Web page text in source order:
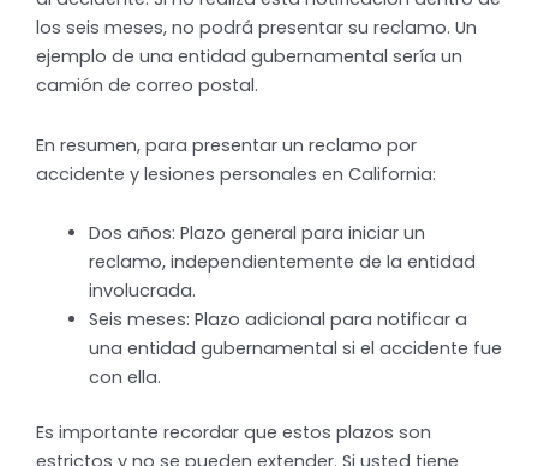
los seis meses, no podrá presentar su reclamo. Un
ejemplo de una entidad gubernamental sería un
camión de correo postal.
En resumen, para presentar un reclamo por
accidente y lesiones personales en California:
Dos años: Plazo general para iniciar un
reclamo, independientemente de la entidad
involucrada.
Seis meses: Plazo adicional para notificar a
una entidad gubernamental si el accidente fue
con ella.
Es importante recordar que estos plazos son